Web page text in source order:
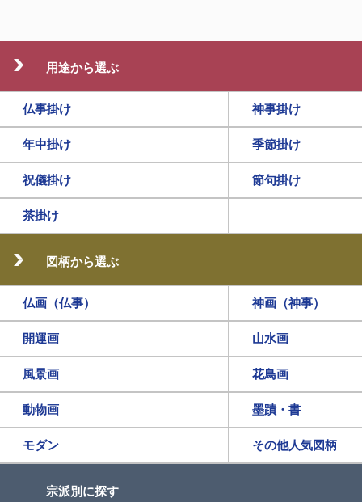
用途から選ぶ
仏事掛け 神事掛け
年中掛け 季節掛け
祝儀掛け 節句掛け
茶掛け
図柄から選ぶ
仏画（仏事） 神画（神事）
開運画 山水画
風景画 花鳥画
動物画 墨蹟・書
モダン その他人気図柄
宗派別に探す